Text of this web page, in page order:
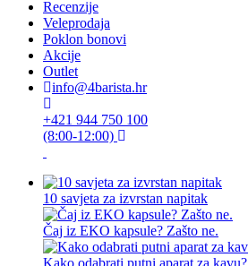
Recenzije
Veleprodaja
Poklon bonovi
Akcije
Outlet
info@4barista.hr
+421 944 750 100
(8:00-12:00)
10 savjeta za izvrstan napitak
Čaj iz EKO kapsule? Zašto ne.
Kako odabrati putni aparat za kavu?